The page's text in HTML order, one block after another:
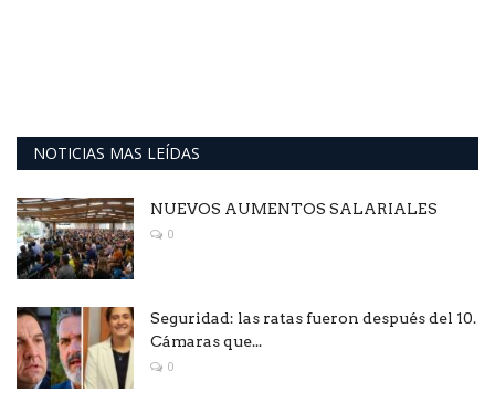
NOTICIAS MAS LEÍDAS
NUEVOS AUMENTOS SALARIALES
0
Seguridad: las ratas fueron después del 10.
Cámaras que...
0